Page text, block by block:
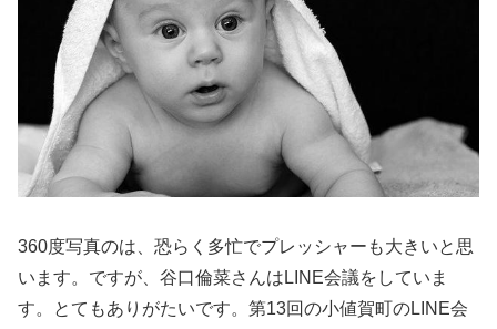
360度写真のは、恐らく多忙でプレッシャーも大きいと思
います。ですが、谷口倫菜さんはLINE会議をしていま
す。とてもありがたいです。第13回の小値賀町のLINE会